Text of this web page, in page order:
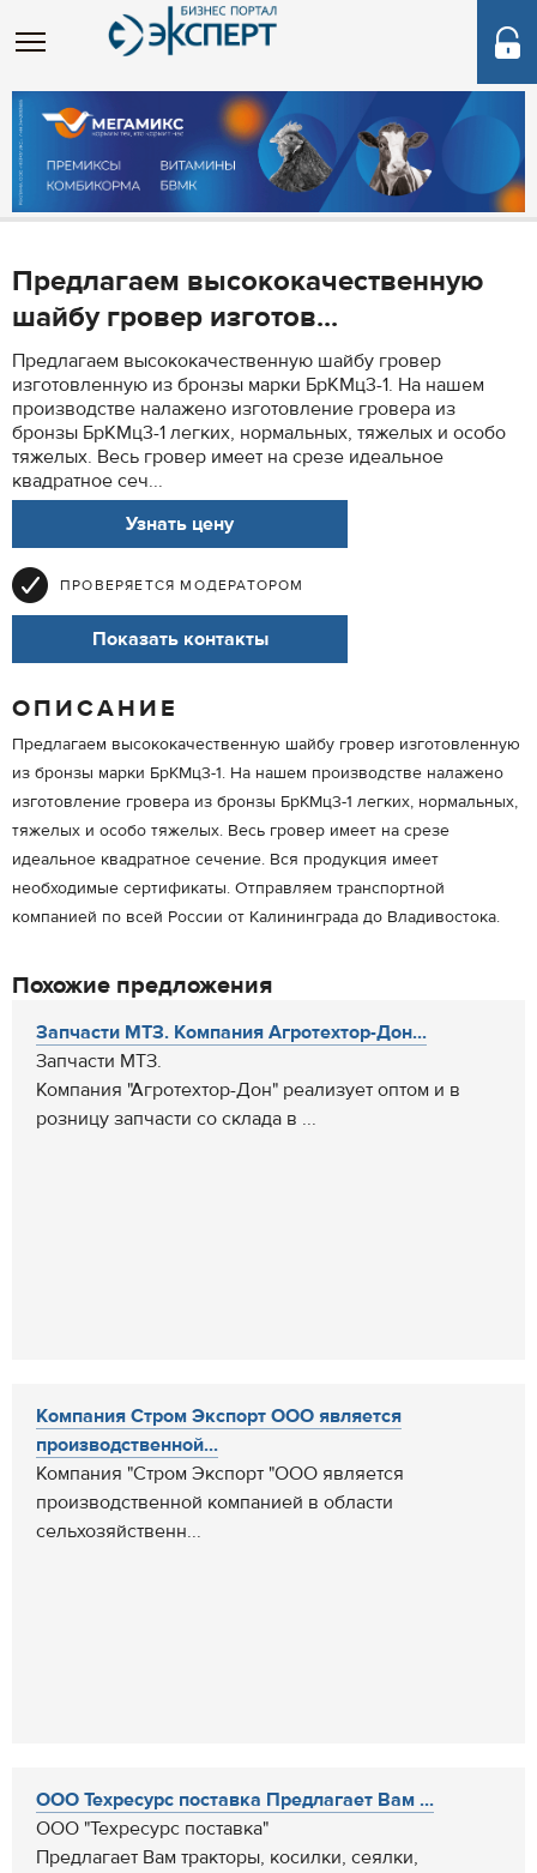
Предлагаем высококачественную
шайбу гровер изготов...
Предлагаем высококачественную шайбу гровер
изготовленную из бронзы марки БрКМц3-1. На нашем
производстве налажено изготовление гровера из
бронзы БрКМц3-1 легких, нормальных, тяжелых и особо
тяжелых. Весь гровер имеет на срезе идеальное
квадратное сеч...
Узнать цену
ПРОВЕРЯЕТСЯ МОДЕРАТОРОМ
Показать контакты
ОПИСАНИЕ
Предлагаем высококачественную шайбу гровер изготовленную
из бронзы марки БрКМц3-1. На нашем производстве налажено
изготовление гровера из бронзы БрКМц3-1 легких, нормальных,
тяжелых и особо тяжелых. Весь гровер имеет на срезе
идеальное квадратное сечение. Вся продукция имеет
необходимые сертификаты. Отправляем транспортной
компанией по всей России от Калининграда до Владивостока.
Похожие предложения
Запчасти МТЗ. Компания Агротехтор-Дон...
Запчасти МТЗ.
Компания "Агротехтор-Дон" реализует оптом и в
розницу запчасти со склада в ...
Компания Стром Экспорт ООО является
производственной...
Компания "Стром Экспорт "ООО является
производственной компанией в области
сельхозяйственн...
ООО Техресурс поставка Предлагает Вам ...
ООО "Техресурс поставка"
Предлагает Вам тракторы, косилки, сеялки,